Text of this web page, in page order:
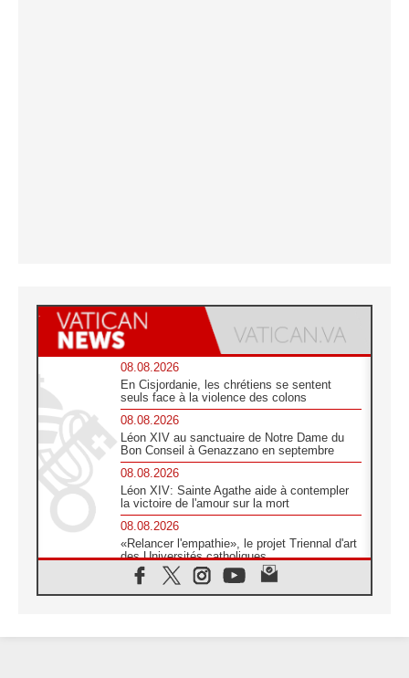
08.08.2026
En Cisjordanie, les chrétiens se sentent
seuls face à la violence des colons
08.08.2026
Léon XIV au sanctuaire de Notre Dame du
Bon Conseil à Genazzano en septembre
08.08.2026
Léon XIV: Sainte Agathe aide à contempler
la victoire de l'amour sur la mort
08.08.2026
«Relancer l'empathie», le projet Triennal d'art
des Universités catholiques
08.08.2026
Signis 2026, donner la parole aux religieuses